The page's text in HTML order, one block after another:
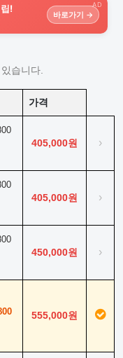
AD
!
바로가기 →
습니다.
가격
405,000원 ›
405,000원 ›
450,000원 ›
555,000원